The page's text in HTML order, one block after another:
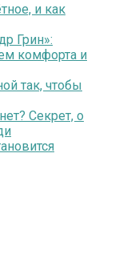
и как
Грин»:
комфорта и
так, чтобы
Секрет, о